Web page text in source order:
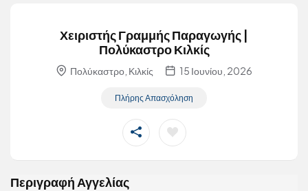
Χειριστής Γραμμής Παραγωγής |
Πολύκαστρο Κιλκίς
Πολύκαστρο, Κιλκίς 15 Ιουνίου, 2026
Πλήρης Απασχόληση
Περιγραφή Αγγελίας